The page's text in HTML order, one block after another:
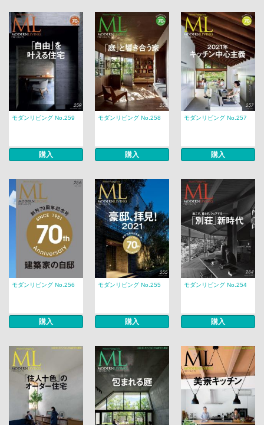
モダンリビング No.259
購入
モダンリビング No.258
購入
モダンリビング No.257
購入
モダンリビング No.256
購入
モダンリビング No.255
購入
モダンリビング No.254
購入